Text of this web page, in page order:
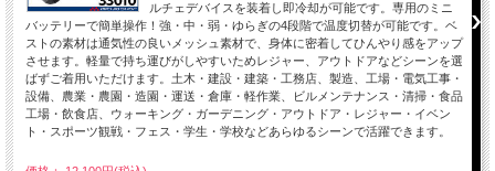
ルチェデバイスを装着し即冷却が可能です。専用のミニ
バッテリーで簡単操作！強・中・弱・ゆらぎの4段階で温度切替が可能です。ベ
ストの素材は通気性の良いメッシュ素材で、身体に密着してひんやり感をアップ
させます。軽量で持ち運びがしやすいためレジャー、アウトドアなどシーンを選
ばずご着用いただけます。土木・建設・建築・工務店、製造、工場・電気工事・
設備、農業・農園・造園・運送・倉庫・軽作業、ビルメンテナンス・清掃・食品
工場・飲食店、ウォーキング・ガーデニング・アウトドア・レジャー・イベン
ト・スポーツ観戦・フェス・学生・学校などあらゆるシーンで活躍できます。